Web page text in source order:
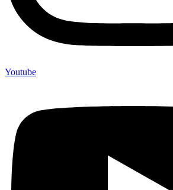
Youtube